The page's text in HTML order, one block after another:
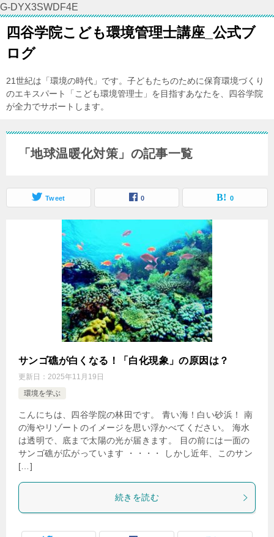
G-DYX3SWDF4E
四谷学院こども環境管理士講座_公式ブ
ログ
21世紀は「環境の時代」です。子どもたちのために保育環境づくり
のエキスパート「こども環境管理士」を目指すあなたを、四谷学院
が全力でサポートします。
「地球温暖化対策」の記事一覧
Tweet 0 0
サンゴ礁が白くなる！「白化現象」の原因は？
更新日： 2025年11月19日
環境を学ぶ
こんにちは、四谷学院の林田です。 青い海！白い砂浜！ 南
の海やリゾートのイメージを思い浮かべてください。 海水
は透明で、底まで太陽の光が届きます。 目の前には一面の
サンゴ礁が広がっています ・・・・ しかし近年、このサン
[…]
続きを読む